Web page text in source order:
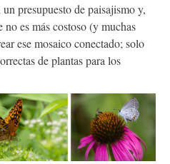
presupuesto de paisajismo y,
es más costoso (y muchas
ese mosaico conectado; solo
de plantas para los